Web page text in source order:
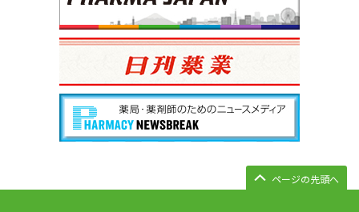
ページの先頭へ